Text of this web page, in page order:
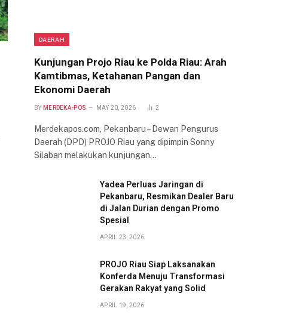
DAERAH
Kunjungan Projo Riau ke Polda Riau: Arah
Kamtibmas, Ketahanan Pangan dan
Ekonomi Daerah
BY MERDEKA-POS MAY 20, 2026 2
Merdekapos.com, Pekanbaru – Dewan Pengurus
Daerah (DPD) PROJO Riau yang dipimpin Sonny
Silaban melakukan kunjungan…
Yadea Perluas Jaringan di
Pekanbaru, Resmikan Dealer Baru
di Jalan Durian dengan Promo
Spesial
APRIL 23, 2026
PROJO Riau Siap Laksanakan
Konferda Menuju Transformasi
Gerakan Rakyat yang Solid
APRIL 19, 2026